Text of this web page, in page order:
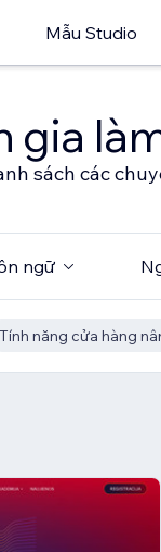
Mẫu Studio
gia
sách các
ngữ
Tính năng cửa hàng